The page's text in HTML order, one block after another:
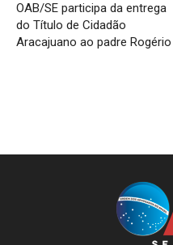
OAB/SE participa da entrega
do Título de Cidadão
Aracajuano ao padre Rogério